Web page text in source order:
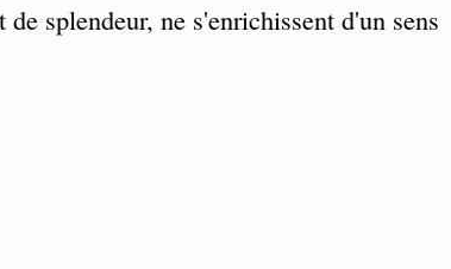
splendeur, ne s'enrichissent d'un sens